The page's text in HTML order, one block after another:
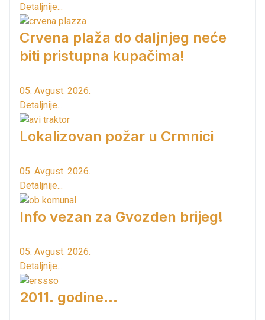
Detaljnije...
Crvena plaža do daljnjeg neće
biti pristupna kupačima!
05. Avgust. 2026.
Detaljnije...
Lokalizovan požar u Crmnici
05. Avgust. 2026.
Detaljnije...
Info vezan za Gvozden brijeg!
05. Avgust. 2026.
Detaljnije...
2011. godine...